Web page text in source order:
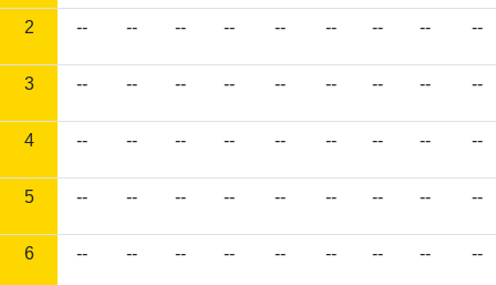
2 -- -- -- -- -- -- -- -- --
3 -- -- -- -- -- -- -- -- --
4 -- -- -- -- -- -- -- -- --
5 -- -- -- -- -- -- -- -- --
6 -- -- -- -- -- -- -- -- --